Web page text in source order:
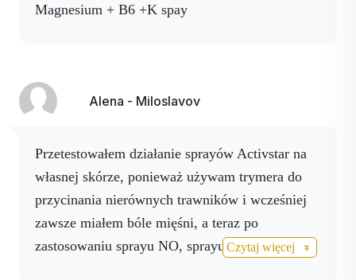
Magnesium + B6 +K spay
Alena - Miloslavov
Przetestowałem działanie sprayów Activstar na
własnej skórze, ponieważ używam trymera do
przycinania nierównych trawników i wcześniej
zawsze miałem bóle mięśni, a teraz po
zastosowaniu sprayu NO, sprayu do ciała i
Czytaj więcej